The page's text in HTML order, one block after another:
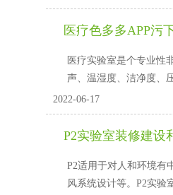
医疗色多多APP污
医疗实验室是个专业性非常
声、温湿度、洁净度
2022-06-17
P2实验室装修建设
P2适用于对人和环境有中
风系统设计等。P2实